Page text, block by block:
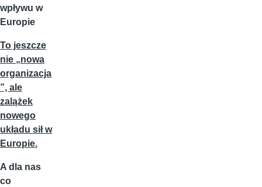
wpływu w
Europie
To jeszcze
nie „nowa
organizacja
”, ale
zalążek
nowego
układu sił w
Europie.
A dla nas
co